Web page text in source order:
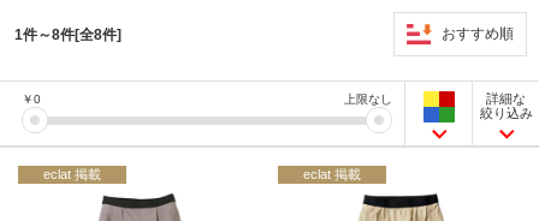
1件～8件[全8件] おすすめ順
￥0 上限なし
詳細な
絞り込み
eclat 掲載 eclat 掲載